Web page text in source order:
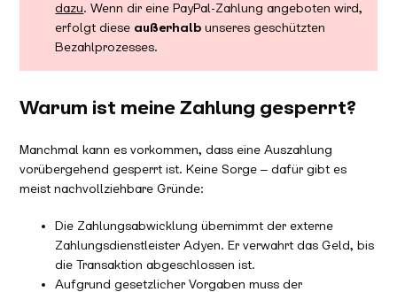
dazu. Wenn dir eine PayPal-Zahlung angeboten wird,
erfolgt diese außerhalb unseres geschützten
Bezahlprozesses.
Warum ist meine Zahlung gesperrt?
Manchmal kann es vorkommen, dass eine Auszahlung
vorübergehend gesperrt ist. Keine Sorge – dafür gibt es
meist nachvollziehbare Gründe:
Die Zahlungsabwicklung übernimmt der externe
Zahlungsdienstleister Adyen. Er verwahrt das Geld, bis
die Transaktion abgeschlossen ist.
Aufgrund gesetzlicher Vorgaben muss der